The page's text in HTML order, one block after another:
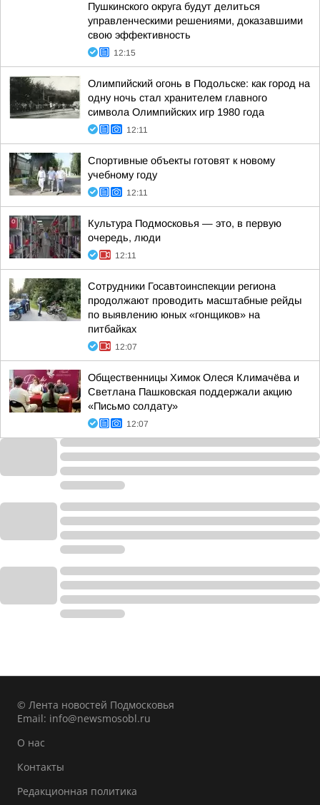
Пушкинского округа будут делиться
управленческими решениями, доказавшими
свою эффективность
12:15
Олимпийский огонь в Подольске: как город на
одну ночь стал хранителем главного
символа Олимпийских игр 1980 года
12:11
Спортивные объекты готовят к новому
учебному году
12:11
Культура Подмосковья — это, в первую
очередь, люди
12:11
Сотрудники Госавтоинспекции региона
продолжают проводить масштабные рейды
по выявлению юных «гонщиков» на
питбайках
12:07
Общественницы Химок Олеся Климачёва и
Светлана Пашковская поддержали акцию
«Письмо солдату»
12:07
© Лента новостей Подмосковья
Email: info@newsmosobl.ru
О нас
Контакты
Редакционная политика